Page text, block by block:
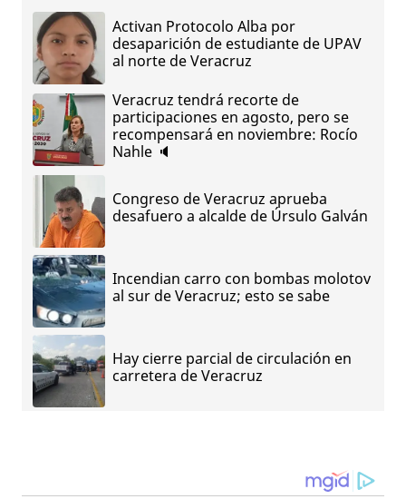
Activan Protocolo Alba por
desaparición de estudiante de UPAV
al norte de Veracruz
Veracruz tendrá recorte de
participaciones en agosto, pero se
recompensará en noviembre: Rocío
Nahle 🔈
Congreso de Veracruz aprueba
desafuero a alcalde de Úrsulo Galván
Incendian carro con bombas molotov
al sur de Veracruz; esto se sabe
Hay cierre parcial de circulación en
carretera de Veracruz